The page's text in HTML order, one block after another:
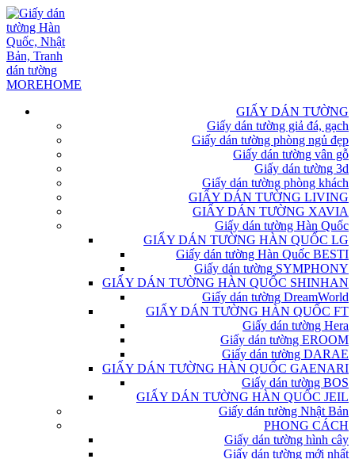
GIẤY DÁN TƯỜNG
Giấy dán tường giả đá, gạch
Giấy dán tường phòng ngủ đẹp
Giấy dán tường vân gỗ
Giấy dán tường 3d
Giấy dán tường phòng khách
GIẤY DÁN TƯỜNG LIVING
GIẤY DÁN TƯỜNG XAVIA
Giấy dán tường Hàn Quốc
GIẤY DÁN TƯỜNG HÀN QUỐC LG
Giấy dán tường Hàn Quốc BESTI
Giấy dán tường SYMPHONY
GIẤY DÁN TƯỜNG HÀN QUỐC SHINHAN
Giấy dán tường DreamWorld
GIẤY DÁN TƯỜNG HÀN QUỐC FT
Giấy dán tường Hera
Giấy dán tường EROOM
Giấy dán tường DARAE
GIẤY DÁN TƯỜNG HÀN QUỐC GAENARI
Giấy dán tường BOS
GIẤY DÁN TƯỜNG HÀN QUỐC JEIL
Giấy dán tường Nhật Bản
PHONG CÁCH
Giấy dán tường hình cây
Giấy dán tường mới nhất